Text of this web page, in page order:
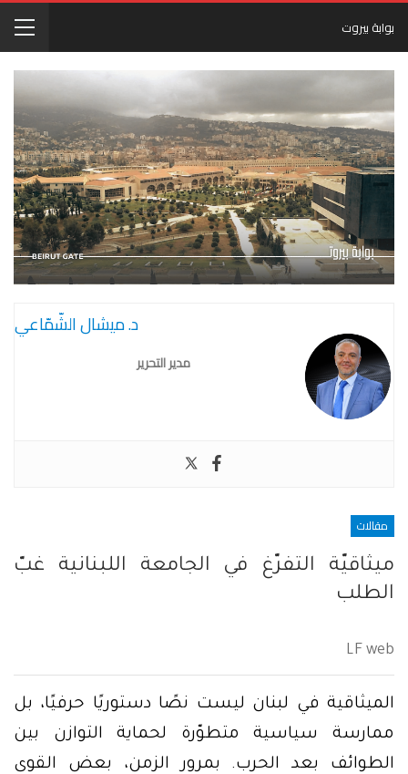
بوابة بيروت
د. ميشال الشّمّاعي
مدير التحرير
مقالات
ميثاقيّة التفرّغ في الجامعة اللبنانية غبّ
الطلب
LF web
الميثاقية في لبنان ليست نصًا دستوريًا حرفيًا، بل
ممارسة سياسية متطوّرة لحماية التوازن بين
الطوائف بعد الحرب. بمرور الزمن، بعض القوى